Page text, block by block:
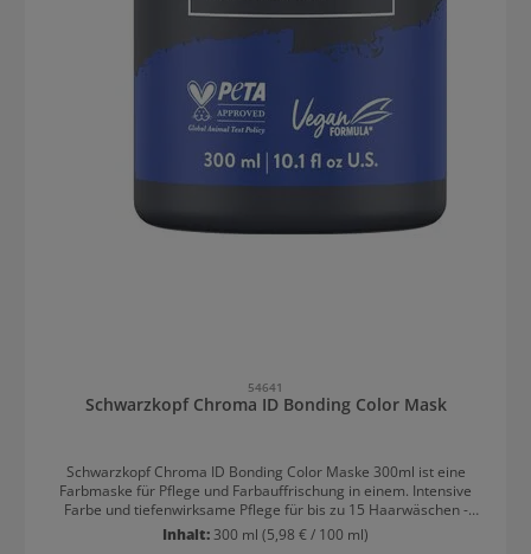
54641
Schwarzkopf Chroma ID Bonding Color Mask
Schwarzkopf Chroma ID Bonding Color Maske 300ml ist eine
Farbmaske für Pflege und Farbauffrischung in einem. Intensive
Farbe und tiefenwirksame Pflege für bis zu 15 Haarwäschen -
Farbauffrischung war nie einfacher! Schwarzkopf Chroma ID
Bonding Color Maske 300ml Vorteile Einfache Anwendung: Die
Inhalt: 300 ml (5,98 € / 100 ml)